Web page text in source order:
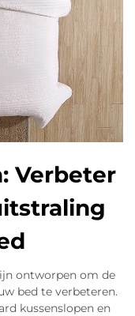
Verbeter
ontworpen om de
bed te verbeteren.
kussenslopen en